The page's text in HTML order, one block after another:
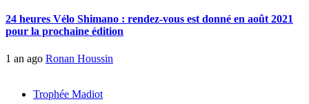
24 heures Vélo Shimano : rendez-vous est donné en août 2021
pour la prochaine édition
1 an ago Ronan Houssin
Trophée Madiot